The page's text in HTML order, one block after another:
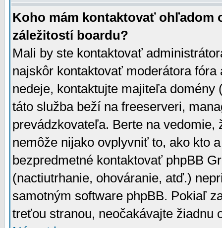
Koho mám kontaktovať ohľadom
záležitostí boardu?
Mali by ste kontaktovať
najskôr kontaktovať moderátora
nedeje, kontaktujte majiteľa
táto služba beží na freeserveri,
prevádzkovateľa. Berte na
nemôže nijako ovplyvniť to, ako kto
bezpredmetné kontaktovať phpBB
(nactiutrhanie, ohováranie, atď.)
samotným software phpBB. Pokiaľ
treťou stranou, neočakávajte žiadnu